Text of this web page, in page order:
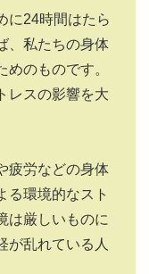
に24時間はたら
、私たちの身体
のものです。
レスの影響を大
疲労などの身体
る環境的なスト
は厳しいものに
が乱れている人